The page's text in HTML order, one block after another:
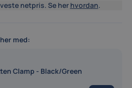
netpris. Se her hvordan.
med:
Clamp - Black/Green